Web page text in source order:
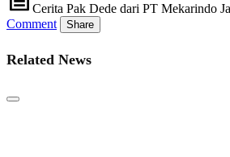
Cerita Pak Dede dari PT Mekarindo
Comment
Share
Related News